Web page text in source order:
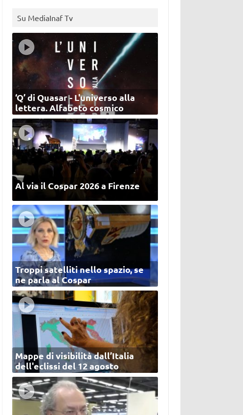
Su MediaInaf Tv
‘Q’ di Quasar - L'universo alla
lettera. Alfabeto cosmico
Al via il Cospar 2026 a Firenze
Troppi satelliti nello spazio, se
ne parla al Cospar
Mappe di visibilità dall’Italia
dell'eclissi del 12 agosto